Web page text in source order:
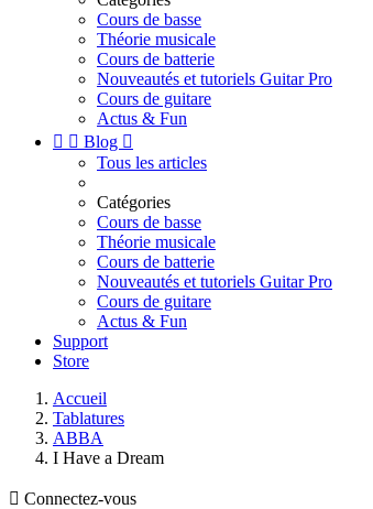
Cours de basse
Théorie musicale
Cours de batterie
Nouveautés et tutoriels Guitar Pro
Cours de guitare
Actus & Fun
  Blog 
Tous les articles
Catégories
Cours de basse
Théorie musicale
Cours de batterie
Nouveautés et tutoriels Guitar Pro
Cours de guitare
Actus & Fun
Support
Store
Accueil
Tablatures
ABBA
I Have a Dream
 Connectez-vous